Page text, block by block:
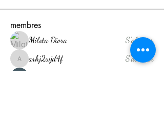
membres
Milota Diora S'abonner
arhj2wjd4f
arhj2wjd4f
S'abonner